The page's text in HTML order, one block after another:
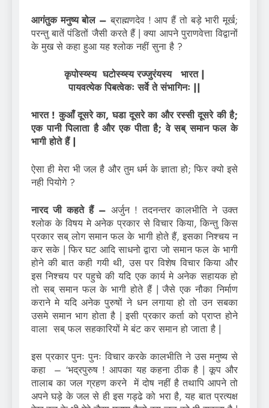
आगंतुक मनुष्य बोल – ब्राह्मणदेव ! आप हैं तो बड़े भारी मूर्ख;
परन्तु बातें पंडितों जैसी करते हैं | क्या आपने पुराणवेत्ता विद्वानों
के मुख से कहा हुआ यह श्लोक नहीं सुना है ?
कृपोस्य्स्य घटोस्य्स्य रज्जुरंयस्य भारत |
पायवत्येक पिबत्वेकः सर्वे ते संभागिनः ||
भारत ! कुआँ दूसरे का, घडा दूसरे का और रस्सी दूसरे की है;
एक पानी पिलाता है और एक पीता है; वे सब् समान फल के
भागी होते हैं |
ऐसा ही मेरा भी जल है और तुम धर्म के ज्ञाता हो; फिर क्यो इसे
नही पियोगे ?
नारद जी कहते हैं – अर्जुन ! तदनन्तर कालभीति ने उक्त
श्लोक के विषय मे अनेक प्रकार से विचार किया, किन्तु किस
प्रकार सब् लोग समान फल के भागी होते हैं, इसका निश्चय न
कर सके | फिर घट आदि साधनो द्वारा जो समान फल के भागी
होने की बात कही गयी थी, उस पर विशेष विचार किया और
इस निश्चय पर पहुचे की यदि एक कार्य मे अनेक सहायक हो
तो सब् समान फल के भागी होते हैं | जैसे एक नौका निर्माण
कराने मे यदि अनेक पुरुषों ने धन लगाया हो तो उन सबका
उसमे समान भाग होता है | इसी प्रकार कर्ता को प्राप्त होने
वाला सब् फल सहकारियों मे बंट कर समान हो जाता है |
इस प्रकार पुनः पुनः विचार करके कालभीति ने उस मनुष्य से
कहा – ‘भद्रपुरुष ! आपका यह कहना ठीक है | कूप और
तालाब का जल ग्रहण करने में दोष नहीं है तथापि आपने तो
अपने घड़े के जल से ही इस गड्ढे को भरा है, यह बात प्रत्यक्ष